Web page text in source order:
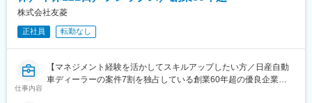
当社では創業以来、積算の専門家集団として歩み、現在は大阪と
東京の2拠点を展開しています。学校や病院、警察署、消防署とい
った公共事業はもちろん、大規模再開発やマンションなどの民間
事業などにもかかわっており、多彩な建築を手掛ける力を有して
います。
◇チーム一丸となって成果を追求し成長を讃え合う文化
経営方針発表会「SUNPRO VISION」を通じて、全社員が同じ目
を開催し、会社への貢献が大きい社員を表彰。個人の努力と成果
を会社全体で讃え、チーム一丸となって成長していく文化が根付
株式会社友菱
正社員 転勤なし
仕事内容
【マネジメント経験を活かしてスキルアップしたい方／日産自動
車ディーラーの案件7割を独占している創業60年超の優良企業／